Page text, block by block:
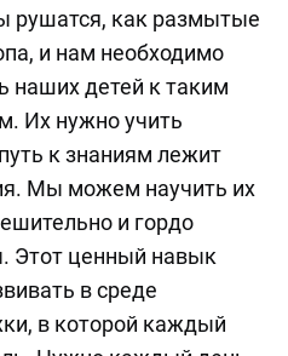
рушатся, как размытые
и нам необходимо
наших детей к таким
Их нужно учить
к знаниям лежит
Мы можем научить их
и гордо
Этот ценный навык
в среде
в которой каждый